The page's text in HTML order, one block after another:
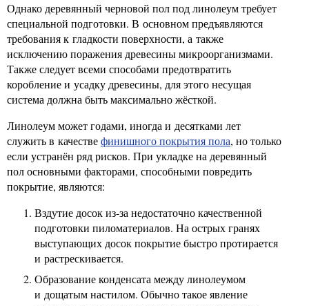
Однако деревянный черновой пол под линолеум требует
специальной подготовки. В основном предъявляются
требования к гладкости поверхности, а также
исключению поражения древесины микроорганизмами.
Также следует всеми способами предотвратить
коробление и усадку древесины, для этого несущая
система должна быть максимально жёсткой.
Линолеум может годами, иногда и десятками лет
служить в качествефинишного покрытия пола, но только
если устранён ряд рисков. При укладке на деревянный
пол основными факторами, способными повредить
покрытие, являются:
Вздутие досок из-за недостаточно качественной
подготовки пиломатериалов. На острых гранях
выступающих досок покрытие быстро протирается
и растрескивается.
Образование конденсата между линолеумом
и дощатым настилом. Обычно такое явление